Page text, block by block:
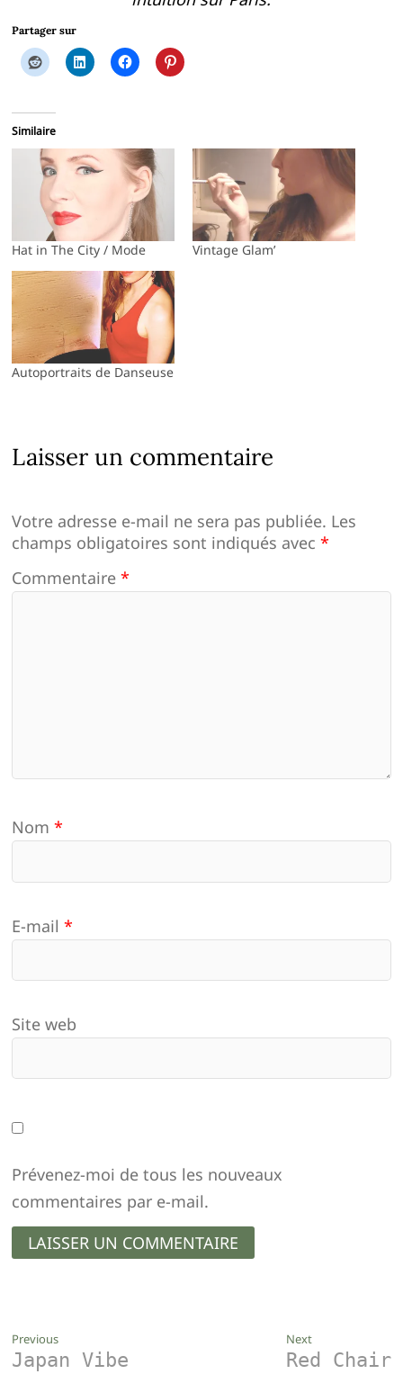
Partager sur
Similaire
Hat in The City / Mode Vintage Glam’
Autoportraits de Danseuse
Laisser un commentaire
Votre adresse e-mail ne sera pas publiée. Les
champs obligatoires sont indiqués avec*
Commentaire*
Nom*
E-mail*
Site web
Prévenez-moi de tous les nouveaux
commentaires par e-mail.
Navigation
PreviousPrevious
post:
Japan Vibe
NextNext
post:
Red Chair